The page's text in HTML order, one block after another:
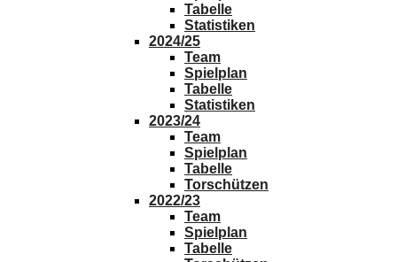
Tabelle
Statistiken
2024/25
Team
Spielplan
Tabelle
Statistiken
2023/24
Team
Spielplan
Tabelle
Torschützen
2022/23
Team
Spielplan
Tabelle